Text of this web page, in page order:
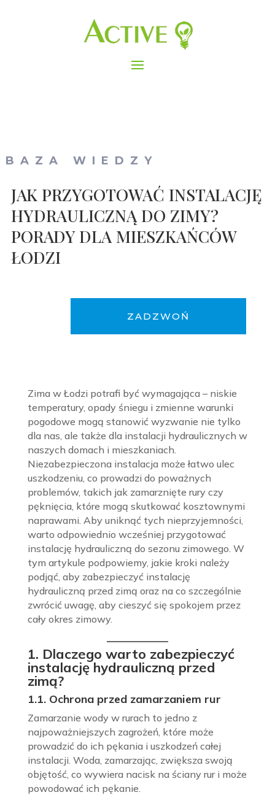
BAZA WIEDZY
JAK PRZYGOTOWAĆ INSTALACJĘ
HYDRAULICZNĄ DO ZIMY?
PORADY DLA MIESZKAŃCÓW
ŁODZI
ZADZWOŃ
Zima w Łodzi potrafi być wymagająca – niskie
temperatury, opady śniegu i zmienne warunki
pogodowe mogą stanowić wyzwanie nie tylko
dla nas, ale także dla instalacji hydraulicznych w
naszych domach i mieszkaniach.
Niezabezpieczona instalacja może łatwo ulec
uszkodzeniu, co prowadzi do poważnych
problemów, takich jak zamarznięte rury czy
pęknięcia, które mogą skutkować kosztownymi
naprawami. Aby uniknąć tych nieprzyjemności,
warto odpowiednio wcześniej przygotować
instalację hydrauliczną do sezonu zimowego. W
tym artykule podpowiemy, jakie kroki należy
podjąć, aby zabezpieczyć instalację
hydrauliczną przed zimą oraz na co szczególnie
zwrócić uwagę, aby cieszyć się spokojem przez
cały okres zimowy.
1. Dlaczego warto zabezpieczyć
instalację hydrauliczną przed
zimą?
1.1. Ochrona przed zamarzaniem rur
Zamarzanie wody w rurach to jedno z
najpoważniejszych zagrożeń, które może
prowadzić do ich pękania i uszkodzeń całej
instalacji. Woda, zamarzając, zwiększa swoją
objętość, co wywiera nacisk na ściany rur i może
powodować ich pękanie.